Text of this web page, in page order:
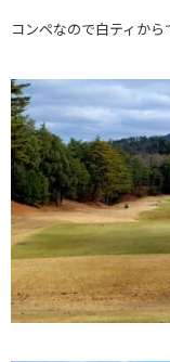
コンペなので白ティから